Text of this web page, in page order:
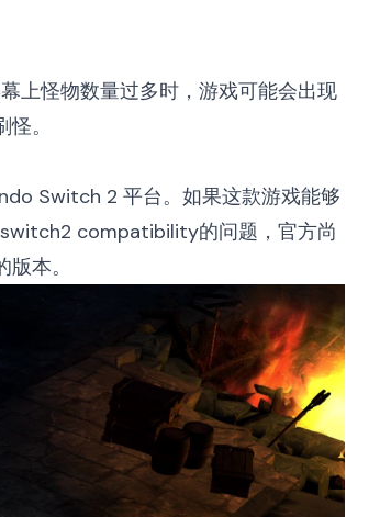
上怪物数量过多时，游戏可能会出现
。
Switch 2 平台。如果这款游戏能够
compatibility的问题，官方尚
本。